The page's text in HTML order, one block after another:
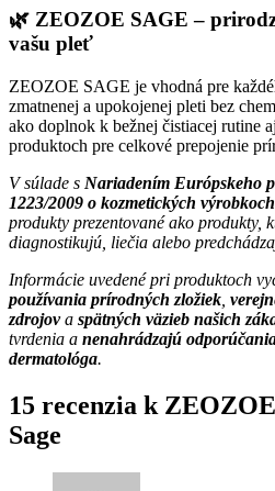
🌿 ZEOZOE SAGE –
vašu pleť
ZEOZOE SAGE je vhodná pre
zmatnenej a upokojenej pleti bez
ako doplnok k bežnej čistiacej rutine
produktoch pre celkové prepojenie
V súlade s Nariadením Európskeho
1223/2009 o kozmetických výrobkoch
produkty prezentované ako produkty,
diagnostikujú, liečia alebo
Informácie uvedené pri produktoch
používania prírodných zložiek
zdrojova spätných väzieb našich
tvrdenia a nenahrádzajú
dermatológa.
15 recenzia k
Sage